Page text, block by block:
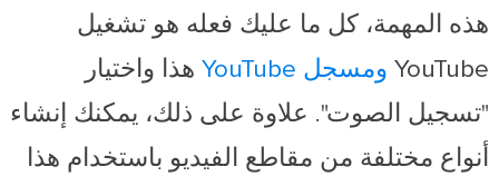
هذه المهمة، كل ما عليك فعله هو تشغيل
YouTube ومسجل YouTube
هذا واختيار
"تسجيل الصوت". علاوة على ذلك، يمكنك إنشاء
أنواع مختلفة من مقاطع الفيديو باستخدام هذا